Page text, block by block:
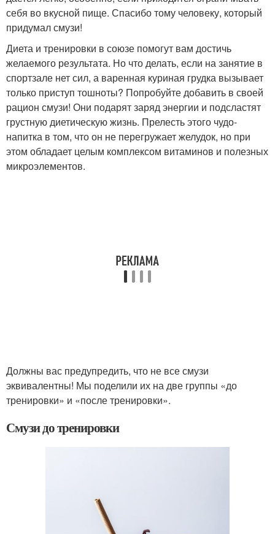
себя во вкусной пище. Спасибо тому человеку, который
придумал смузи!
Диета и тренировки в союзе помогут вам достичь
желаемого результата. Но что делать, если на занятие в
спортзале нет сил, а варенная куриная грудка вызывает
только приступ тошноты? Попробуйте добавить в своей
рацион смузи! Они подарят заряд энергии и подсластят
грустную диетическую жизнь. Прелесть этого чудо-
напитка в том, что он не перегружает желудок, но при
этом обладает целым комплексом витаминов и полезных
микроэлементов.
Должны вас предупредить, что не все смузи
эквивалентны! Мы поделили их на две группы «до
тренировки» и «после тренировки».
Смузи до тренировки